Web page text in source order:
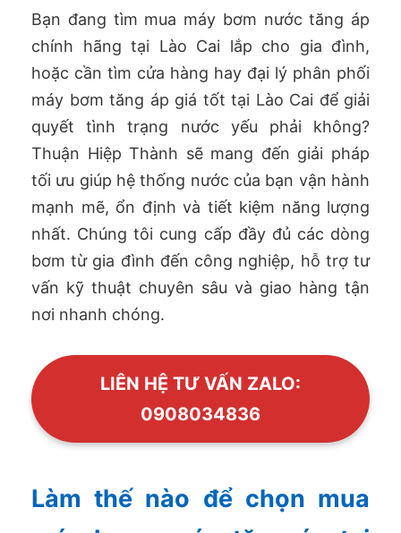
Bạn đang tìm mua máy bơm nước tăng áp
chính hãng tại Lào Cai lắp cho gia đình,
hoặc cần tìm cửa hàng hay đại lý phân phối
máy bơm tăng áp giá tốt tại Lào Cai để giải
quyết tình trạng nước yếu phải không?
Thuận Hiệp Thành sẽ mang đến giải pháp
tối ưu giúp hệ thống nước của bạn vận hành
mạnh mẽ, ổn định và tiết kiệm năng lượng
nhất. Chúng tôi cung cấp đầy đủ các dòng
bơm từ gia đình đến công nghiệp, hỗ trợ tư
vấn kỹ thuật chuyên sâu và giao hàng tận
nơi nhanh chóng.
LIÊN HỆ TƯ VẤN ZALO:
0908034836
Làm thế nào để chọn mua